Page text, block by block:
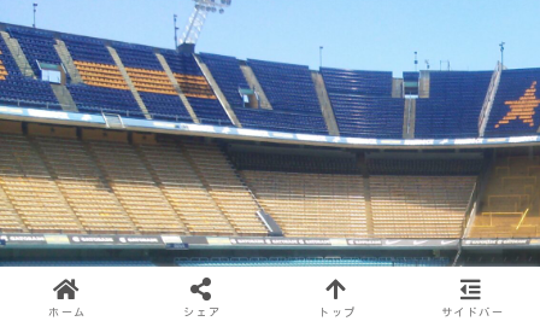
ホーム シェア トップ サイドバー